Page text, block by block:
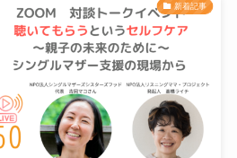
新着記事